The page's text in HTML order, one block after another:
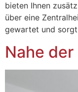
bieten Ihnen
über eine
gewartet und
Nahe